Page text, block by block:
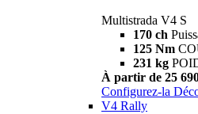
Multistrada V4 S
170 ch
125 Nm
231 kg
À partir de 25
Configurez-la
V4 Rally